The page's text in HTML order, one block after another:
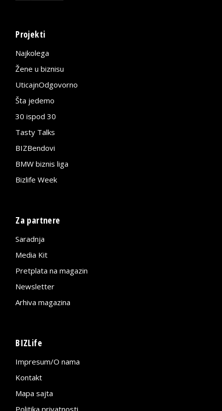
Projekti
Najkolega
Žene u biznisu
UticajnOdgovorno
Šta jedemo
30 ispod 30
Tasty Talks
BIZBendovi
BMW biznis liga
Bizlife Week
Za partnere
Saradnja
Media Kit
Pretplata na magazin
Newsletter
Arhiva magazina
BIZLife
Impresum/O nama
Kontakt
Mapa sajta
Politika privatnosti